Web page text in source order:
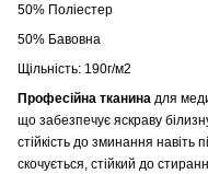
50% Поліестер
50% Бавовна
Щільність: 190г/м2
Професійна тканина для
що забезпечує яскраву
стійкість до зминання
скочується, стійкий до